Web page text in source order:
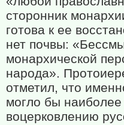
сторонник
готова к ее
нет почвы:
монархической
народа».
отметил, что
могло бы
воцерковлению